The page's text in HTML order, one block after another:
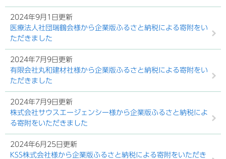
2024年9月1日更新
医療法人社団瑞鶴会様から企業版ふるさと納税による寄附をい
ただきました
2024年7月9日更新
有限会社丸和建材社様から企業版ふるさと納税による寄附をい
ただきました
2024年7月9日更新
株式会社サウスエージェンシー様から企業版ふるさと納税によ
る寄附をいただきました
2024年6月25日更新
KSS株式会社様から企業版ふるさと納税による寄附をいただき